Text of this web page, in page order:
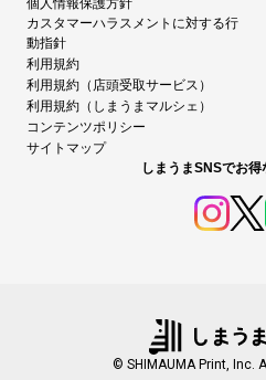
個人情報保護方針
カスタマーハラスメントに対する行
動指針
利用規約
利用規約（店頭受取サービス）
利用規約（しまうまマルシェ）
コンテンツポリシー
サイトマップ
しまうまSNSでお得
© SHIMAUMA Print, Inc.